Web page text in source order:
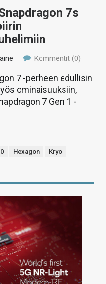
7s
Kommentit (0)
7 -perheen edullisin
ominaisuuksiin,
7 Gen 1 -
Hexagon
Kryo